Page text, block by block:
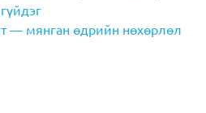
— мянган өдрийн нөхөрлөл